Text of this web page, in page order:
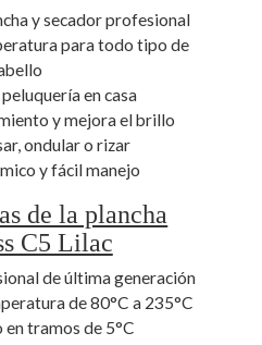
y secador profesional
para todo tipo de
en casa
y mejora el brillo
ondular o rizar
y fácil manejo
de la plancha
C5 Lilac
de última generación
de 80°C a 235°C
tramos de 5°C